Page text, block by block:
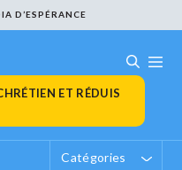
D’ESPÉRANCE
ET RÉDUIS
Catégories